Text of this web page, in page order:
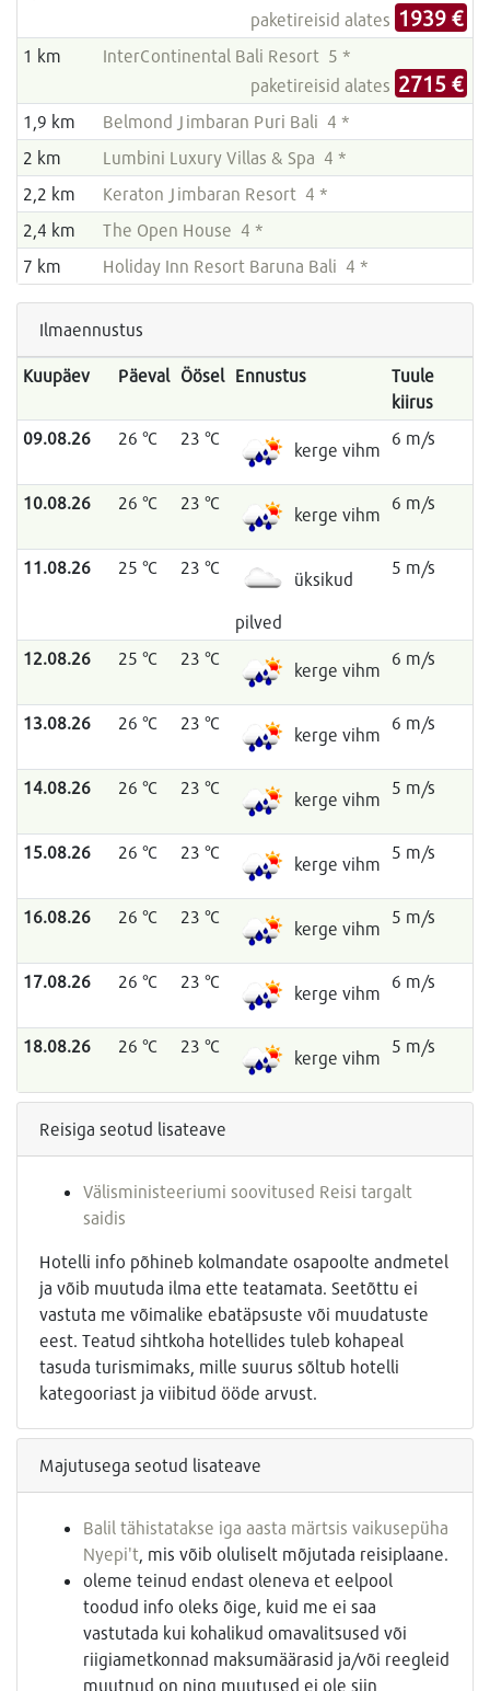
paketireisid alates 1939 €
1 km
InterContinental Bali Resort 5 *
paketireisid alates 2715 €
1,9 km
Belmond Jimbaran Puri Bali 4 *
2 km
Lumbini Luxury Villas & Spa 4 *
2,2 km
Keraton Jimbaran Resort 4 *
2,4 km
The Open House 4 *
7 km
Holiday Inn Resort Baruna Bali 4 *
Ilmaennustus
Kuupäev Päeval Öösel Ennustus
Tuule
kiirus
09.08.26
26 °C 23 °C
kerge vihm
6 m/s
10.08.26 26 °C 23 °C
kerge vihm
6 m/s
11.08.26 25 °C 23 °C
üksikud
pilved
5 m/s
12.08.26 25 °C 23 °C
kerge vihm
6 m/s
13.08.26 26 °C 23 °C
kerge vihm
6 m/s
14.08.26 26 °C 23 °C
kerge vihm
5 m/s
15.08.26 26 °C 23 °C
kerge vihm
5 m/s
16.08.26 26 °C 23 °C
kerge vihm
5 m/s
17.08.26 26 °C 23 °C
kerge vihm
6 m/s
18.08.26 26 °C 23 °C
kerge vihm
5 m/s
Reisiga seotud lisateave
Välisministeeriumi soovitused Reisi targalt
saidis
Hotelli info põhineb kolmandate osapoolte andmetel
ja võib muutuda ilma ette teatamata. Seetõttu ei
vastuta me võimalike ebatäpsuste või muudatuste
eest. Teatud sihtkoha hotellides tuleb kohapeal
tasuda turismimaks, mille suurus sõltub hotelli
kategooriast ja viibitud ööde arvust.
Majutusega seotud lisateave
Balil tähistatakse iga aasta märtsis vaikusepüha
Nyepi't , mis võib oluliselt mõjutada reisiplaane.
oleme teinud endast oleneva et eelpool
toodud info oleks õige, kuid me ei saa
vastutada kui kohalikud omavalitsused või
riigiametkonnad maksumäärasid ja/või reegleid
muutnud on ning muutused ei ole siin